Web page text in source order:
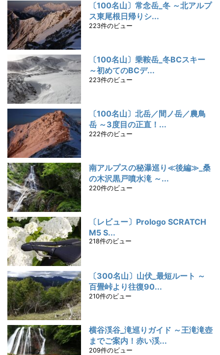
〔100名山〕常念岳_冬 ～北アルプ
ス東尾根日帰りシ...
223件のビュー
〔100名山〕乗鞍岳_冬BCスキー
～初めてのBCデ...
223件のビュー
〔100名山〕北岳／間ノ岳／農鳥
岳 ～3度目の正直！...
222件のビュー
南アルプスの秘瀑巡り≪後編≫_桑
の木沢黒戸噴水滝 ～...
220件のビュー
〔レビュー〕Prologo SCRATCH
M5 S...
218件のビュー
〔300名山〕山伏_最短ルート ～
百畳峠より往復90...
210件のビュー
横谷渓谷_滝巡りガイド ～王滝滝壺
までご案内！赤い渓...
209件のビュー